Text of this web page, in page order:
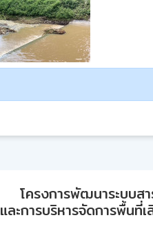
โครงการพัฒนาระบบส
และการบริหารจัดการพื้นที่